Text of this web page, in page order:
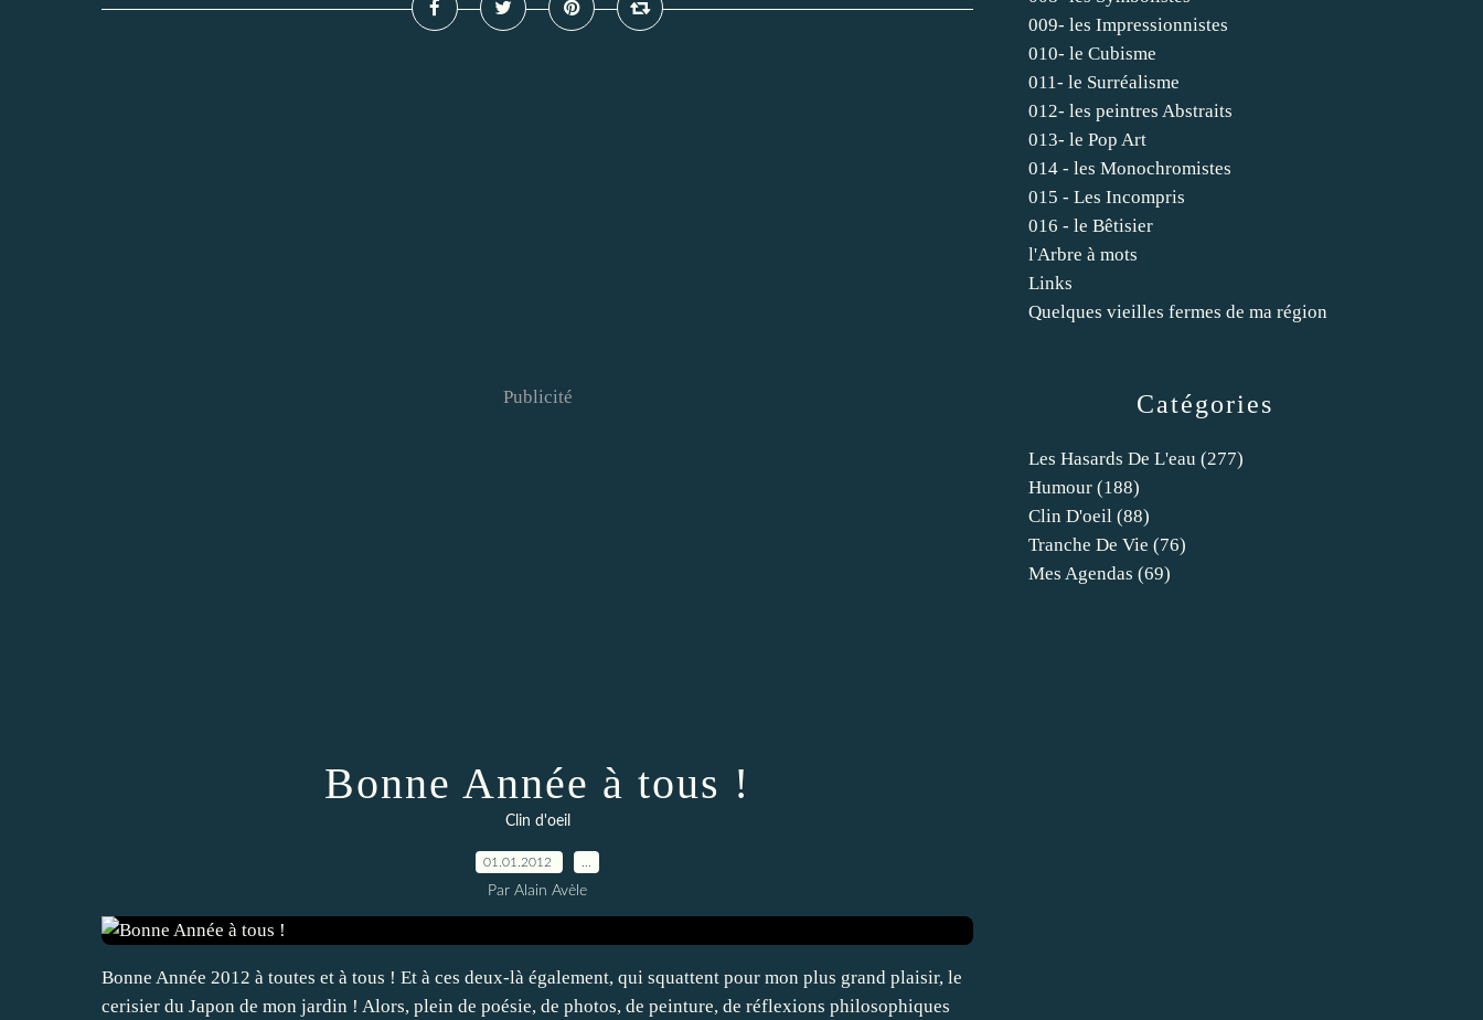
Publicité
Bonne Année à tous !
Clin d'oeil
01.01.2012
Par Alain Avèle
Bonne Année 2012 à toutes et à tous ! Et à ces deux-là également, qui squattent pour mon plus grand plaisir, le
cerisier du Japon de mon jardin ! Alors, plein de poésie, de photos, de peinture, de réflexions philosophiques
Catégories
Les Hasards De L'eau (277)
Humour (188)
Clin D'oeil (88)
Tranche De Vie (76)
Mes Agendas (69)
009- les Impressionnistes
010- le Cubisme
011- le Surréalisme
012- les peintres Abstraits
013- le Pop Art
014 - les Monochromistes
015 - Les Incompris
016 - le Bêtisier
l'Arbre à mots
Links
Quelques vieilles fermes de ma région